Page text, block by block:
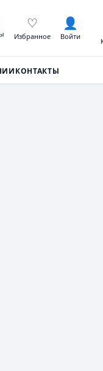
♡
Избранное
👤
Войти
КОНТАКТЫ